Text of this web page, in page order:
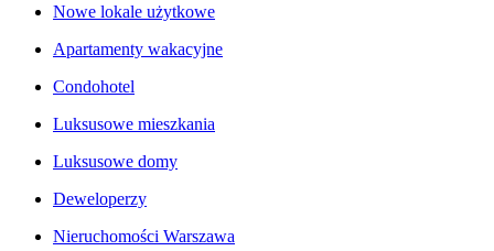
Nowe lokale użytkowe
Apartamenty wakacyjne
Condohotel
Luksusowe mieszkania
Luksusowe domy
Deweloperzy
Nieruchomości Warszawa